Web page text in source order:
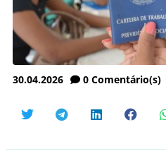
30.04.2026 0 Comentário(s)